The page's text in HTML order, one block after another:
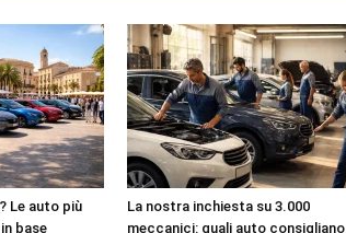
Le auto più
base
La nostra inchiesta su 3.000
meccanici: quali auto consigliano,